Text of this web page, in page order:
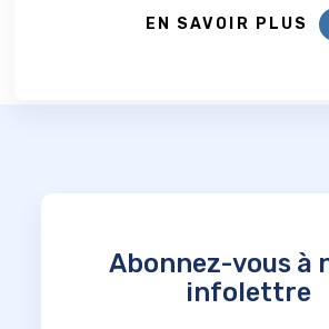
EN SAVOIR PLUS
Abonnez-vous à
infolettre